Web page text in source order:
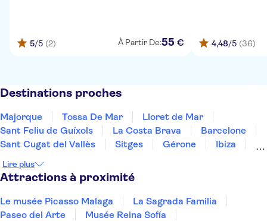
5/5 (2) À Partir De:55 € 4,48/5 (36)
Destinations proches
Majorque Tossa De Mar
Lloret de Mar
Sant Feliu de Guíxols
La Costa Brava
Barcelone
Sant Cugat del Vallès
Sitges Gérone
Ibiza
La Costa Dorada
Lire plus
Attractions à proximité
Le musée Picasso Malaga
La Sagrada Familia
Paseo del Arte
Musée Reina Sofía